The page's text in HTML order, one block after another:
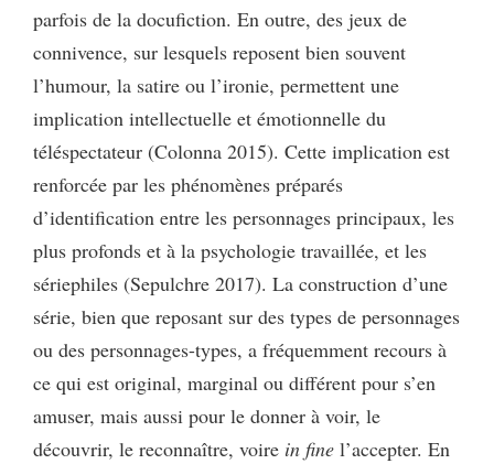
parfois de la docufiction. En outre, des jeux de
connivence, sur lesquels reposent bien souvent
l’humour, la satire ou l’ironie, permettent une
implication intellectuelle et émotionnelle du
téléspectateur (Colonna 2015). Cette implication est
renforcée par les phénomènes préparés
d’identification entre les personnages principaux, les
plus profonds et à la psychologie travaillée, et les
sériephiles (Sepulchre 2017). La construction d’une
série, bien que reposant sur des types de personnages
ou des personnages-types, a fréquemment recours à
ce qui est original, marginal ou différent pour s’en
amuser, mais aussi pour le donner à voir, le
découvrir, le reconnaître, voire in fine l’accepter. En